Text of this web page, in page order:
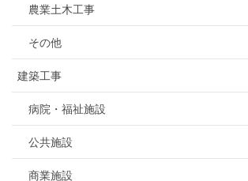
農業土木工事
その他
建築工事
病院・福祉施設
公共施設
商業施設